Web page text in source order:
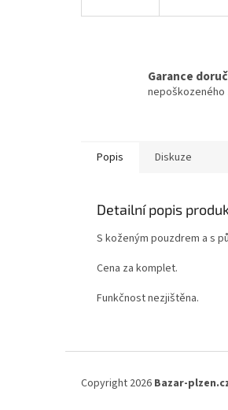
Garance
nepoškozeného
Popis Diskuze
Detailní popis
S koženým pouzdrem a s
Cena za komplet.
Funkčnost nezjištěna.
Copyright 2026 Bazar-